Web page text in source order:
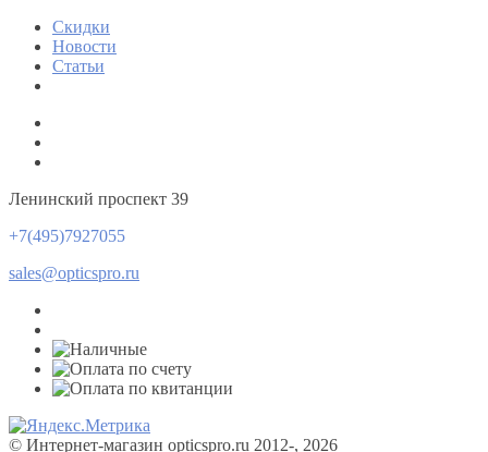
Скидки
Новости
Статьи
Ленинский проспект 39
+7(495)7927055
sales@opticspro.ru
© Интернет-магазин opticspro.ru 2012-, 2026